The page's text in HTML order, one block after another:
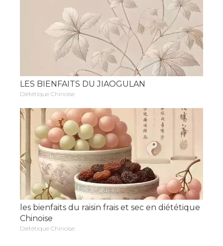
LES BIENFAITS DU JIAOGULAN
Diététique Chinoise
les bienfaits du raisin frais et sec en diététique
Chinoise
Diététique Chinoise